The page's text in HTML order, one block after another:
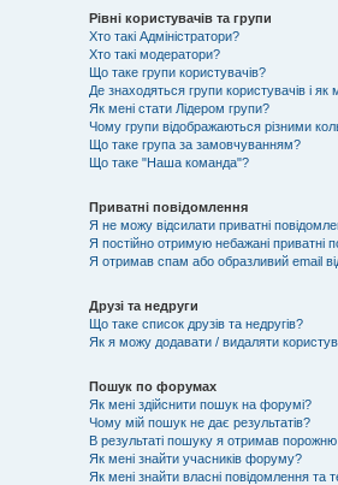
Рівні користувачів та групи
Хто такі Адміністратори?
Хто такі модератори?
Що таке групи користувачів?
Де знаходяться групи користувачів і
Як мені стати Лідером групи?
Чому групи відображаються різними
Що таке група за замовчуванням?
Що таке "Наша команда"?
Приватні повідомлення
Я не можу відсилати приватні
Я постійно отримую небажані приватні
Я отримав спам або образливий email
Друзі та недруги
Що таке список друзів та недругів?
Як я можу додавати / видаляти
Пошук по форумах
Як мені здійснити пошук на форумі?
Чому мій пошук не дає результатів?
В результаті пошуку я отримав порожню
Як мені знайти учасників форуму?
Як мені знайти власні повідомлення та